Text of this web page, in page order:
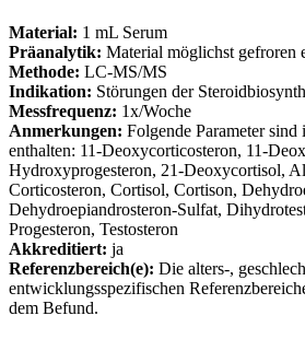
Material: 1 mL Serum
Präanalytik: Material möglichst gefroren
Methode: LC-MS/MS
Indikation: Störungen der
Messfrequenz: 1x/Woche
Anmerkungen: Folgende Parameter
enthalten: 11-Deoxycorticosteron, 11-
Hydroxyprogesteron, 21-Deoxycortisol,
Corticosteron, Cortisol, Cortison,
Dehydroepiandrosteron-Sulfat,
Progesteron, Testosteron
Akkreditiert: ja
Referenzbereich(e): Die alters-,
entwicklungsspezifischen
dem Befund.